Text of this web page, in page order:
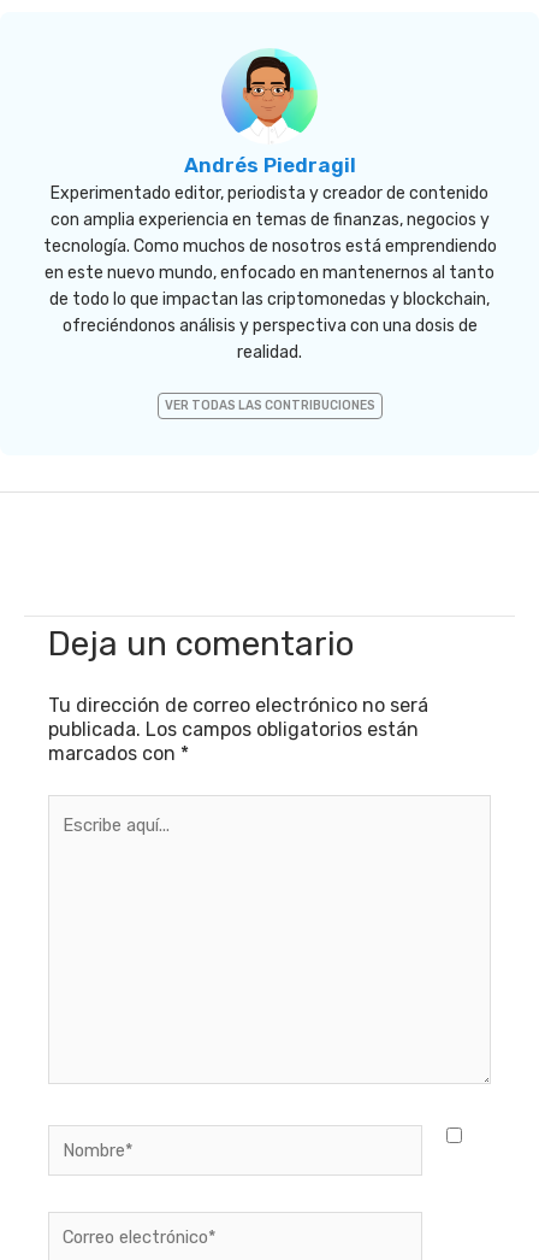
Andrés Piedragil
Experimentado editor, periodista y creador de contenido
con amplia experiencia en temas de finanzas, negocios y
tecnología. Como muchos de nosotros está emprendiendo
en este nuevo mundo, enfocado en mantenernos al tanto
de todo lo que impactan las criptomonedas y blockchain,
ofreciéndonos análisis y perspectiva con una dosis de
realidad.
VER TODAS LAS CONTRIBUCIONES
Deja un comentario
Tu dirección de correo electrónico no será
publicada. Los campos obligatorios están
marcados con *
aquí...
electrónico*